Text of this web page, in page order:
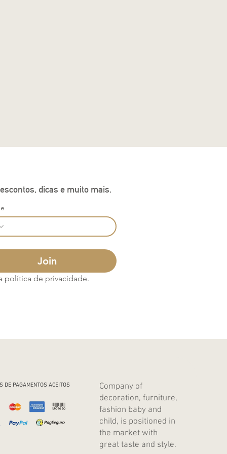
dicas e muito mais.
Join
política de privacidade.
DE PAGAMENTOS ACEITOS
Company of
decoration, furniture,
fashion baby and
child, is positioned in
the market with
great taste and style.